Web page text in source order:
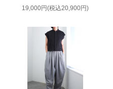
19,000円(税込20,900円)